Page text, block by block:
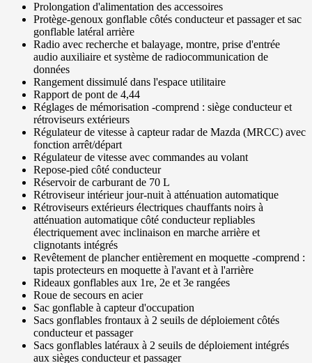
Prolongation d'alimentation des accessoires
Protège-genoux gonflable côtés conducteur et passager et sac
gonflable latéral arrière
Radio avec recherche et balayage, montre, prise d'entrée
audio auxiliaire et système de radiocommunication de
données
Rangement dissimulé dans l'espace utilitaire
Rapport de pont de 4,44
Réglages de mémorisation -comprend : siège conducteur et
rétroviseurs extérieurs
Régulateur de vitesse à capteur radar de Mazda (MRCC) avec
fonction arrêt/départ
Régulateur de vitesse avec commandes au volant
Repose-pied côté conducteur
Réservoir de carburant de 70 L
Rétroviseur intérieur jour-nuit à atténuation automatique
Rétroviseurs extérieurs électriques chauffants noirs à
atténuation automatique côté conducteur repliables
électriquement avec inclinaison en marche arrière et
clignotants intégrés
Revêtement de plancher entièrement en moquette -comprend :
tapis protecteurs en moquette à l'avant et à l'arrière
Rideaux gonflables aux 1re, 2e et 3e rangées
Roue de secours en acier
Sac gonflable à capteur d'occupation
Sacs gonflables frontaux à 2 seuils de déploiement côtés
conducteur et passager
Sacs gonflables latéraux à 2 seuils de déploiement intégrés
aux sièges conducteur et passager